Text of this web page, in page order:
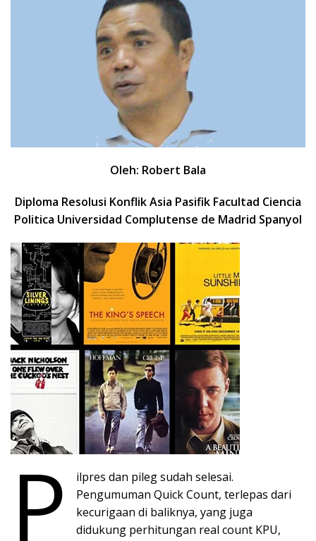
Oleh: Robert Bala
Diploma Resolusi Konflik Asia Pasifik Facultad Ciencia
Politica Universidad Complutense de Madrid Spanyol
P
ilpres dan pileg sudah selesai.
Pengumuman Quick Count, terlepas dari
kecurigaan di baliknya, yang juga
didukung perhitungan real count KPU,